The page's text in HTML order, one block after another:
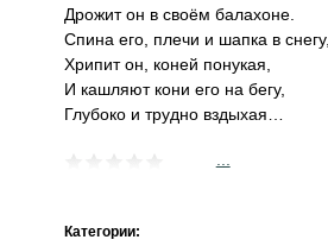
Дрожит он в своём балахоне.
Спина его, плечи и шапка в снегу,
Хрипит он, коней понукая,
И кашляют кони его на бегу,
Глубоко и трудно вздыхая…
Категории: